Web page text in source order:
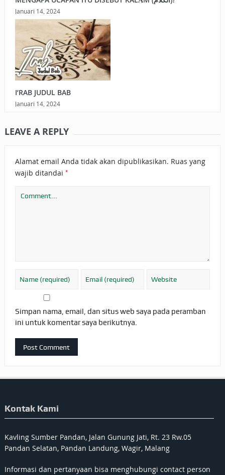
Januari 14, 2024
I’RAB JUDUL BAB
Januari 14, 2024
LEAVE A REPLY
Alamat email Anda tidak akan dipublikasikan. Ruas yang
wajib ditandai *
Simpan nama, email, dan situs web saya pada peramban
ini untuk komentar saya berikutnya.
Kontak Kami
Kavling Sumber Pandan, Jalan Gunung Jati, Rt. 23 Rw.05
Pandan Selatan, Pandan Landung, Wagir, Malang
Informasi dan pertanyaan bisa menghubungi contact person